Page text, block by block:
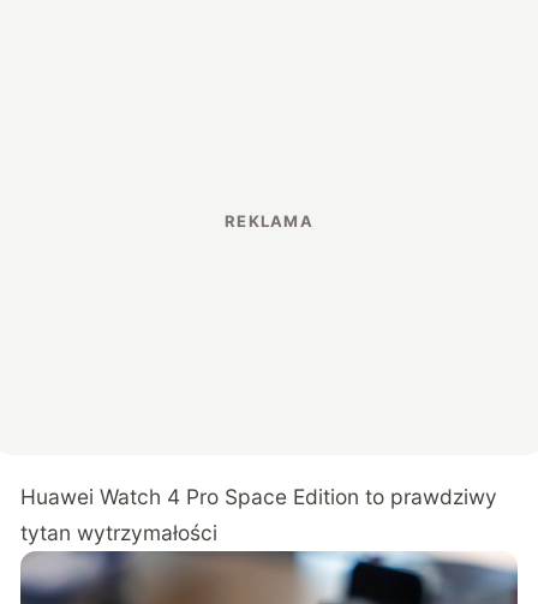
Huawei Watch 4 Pro Space Edition to prawdziwy
tytan wytrzymałości